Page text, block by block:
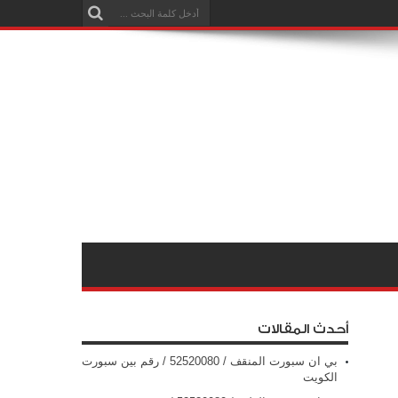
أحدث المقالات
بي ان سبورت المنقف / 52520080 / رقم بين سبورت
الكويت